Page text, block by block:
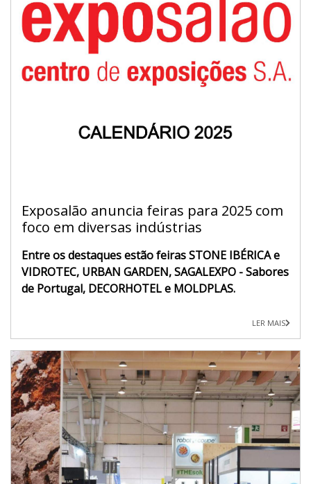
Exposalão anuncia feiras para 2025 com
foco em diversas indústrias
Entre os destaques estão feiras STONE IBÉRICA e
VIDROTEC, URBAN GARDEN, SAGALEXPO - Sabores
de Portugal, DECORHOTEL e MOLDPLAS.
LER MAIS